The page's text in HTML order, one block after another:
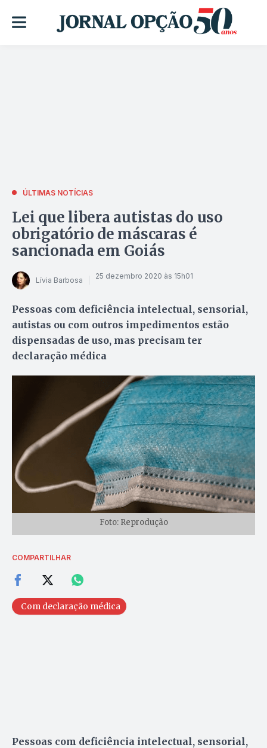
ÚLTIMAS NOTÍCIAS
Lei que libera autistas do uso
obrigatório de máscaras é
sancionada em Goiás
Lívia Barbosa 25 dezembro 2020 às 15h01
Pessoas com deficiência intelectual, sensorial,
autistas ou com outros impedimentos estão
dispensadas de uso, mas precisam ter
declaração médica
Foto: Reprodução
COMPARTILHAR
Com declaração médica
Pessoas com deficiência intelectual, sensorial,